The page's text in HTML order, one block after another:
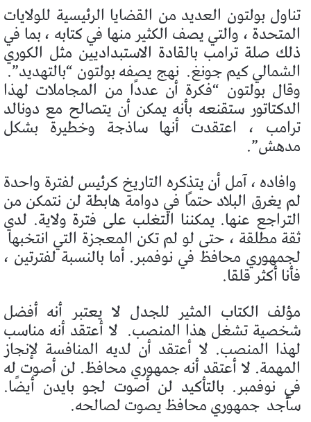
تناول بولتون العديد من القضايا الرئيسية للولايات
المتحدة ، والتي يصف الكثير منها في كتابه ، بما في
ذلك صلة ترامب بالقادة الاستبداديين مثل الكوري
الشمالي كيم جونغ. نهج يصفه بولتون “بالتهديد”.
وقال بولتون “فكرة أن عددًا من المجاملات لهذا
الدكتاتور ستقنعه بأنه يمكن أن يتصالح مع دونالد
ترامب ، اعتقدت أنها ساذجة وخطيرة بشكل
مدهش”.
وافاده ، آمل أن يتذكره التاريخ كرئيس لفترة واحدة
لم يغرق البلاد حتمًا في دوامة هابطة لن نتمكن من
التراجع عنها. يمكننا التغلب على فترة ولاية. لدي
ثقة مطلقة ، حتى لو لم تكن المعجزة التي انتخبها
لجمهوري محافظ في نوفمبر. أما بالنسبة لفترتين ،
فأنا أكثر قلقا.
مؤلف الكتاب المثير للجدل لا يعتبر أنه أفضل
شخصية تشغل هذا المنصب. لا أعتقد أنه مناسب
لهذا المنصب. لا أعتقد أن لديه المنافسة لإنجاز
المهمة. لا أعتقد أنه جمهوري محافظ. لن أصوت له
في نوفمبر. بالتأكيد لن أصوت لجو بايدن أيضًا.
سأجد جمهوري محافظ يصوت لصالحه.